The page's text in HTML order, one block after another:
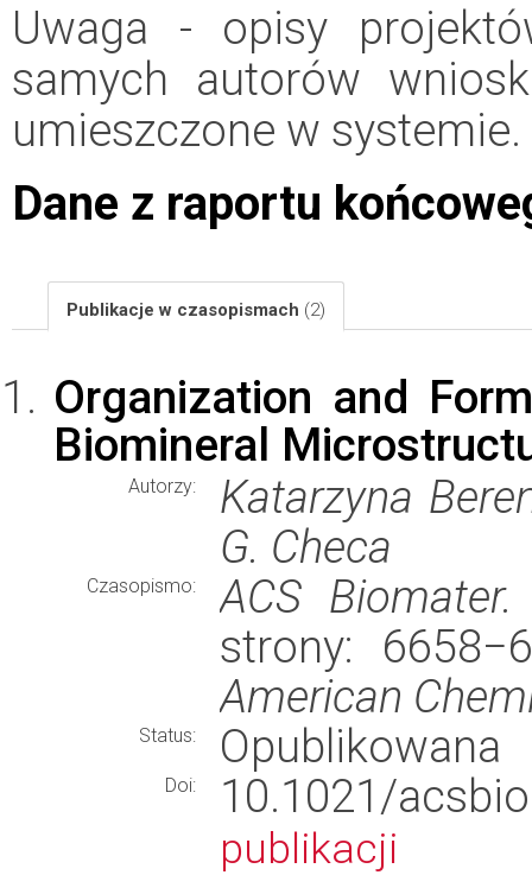
Uwaga - opisy
samych autorów
umieszczone w systemie.
Dane z raportu
Publikacje w czasopismach (2)
Organization and
Biomineral
Autorzy:
Katarzyna
G. Checa
Czasopismo:
ACS
strony:
American
Status: Opublikowana
Doi: 10.1021/
publikacji